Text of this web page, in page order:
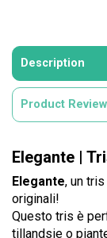
Description
Product
Elegante |
Elegante, un
originali!
Questo tris è
tillandsie o